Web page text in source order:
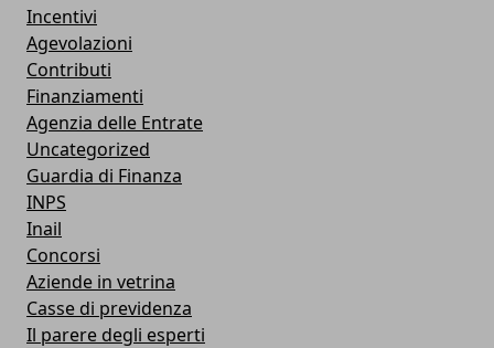
Incentivi
Agevolazioni
Contributi
Finanziamenti
Agenzia delle Entrate
Uncategorized
Guardia di Finanza
INPS
Inail
Concorsi
Aziende in vetrina
Casse di previdenza
Il parere degli esperti